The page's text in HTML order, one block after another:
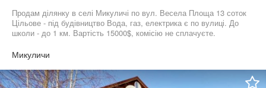
Продам ділянку в селі Микуличі по вул. Весела Площа 13 соток
Цільове - під будівництво Вода, газ, електрика є по вулиці. До
школи - до 1 км. Вартість 15000$, комісію не сплачуєте.
Микуличи